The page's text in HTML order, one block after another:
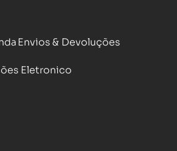
Envios & Devoluções
Eletronico